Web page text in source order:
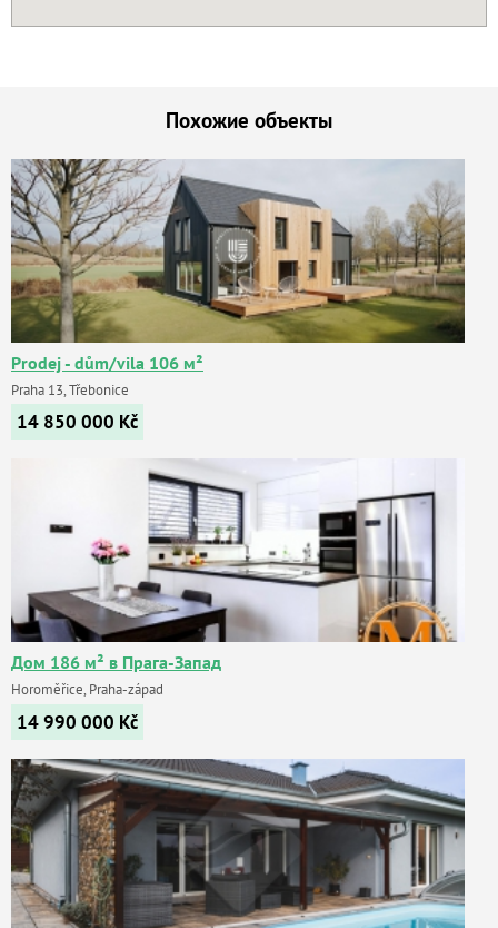
Похожие объекты
Prodej - dům/vila 106 м²
Praha 13, Třebonice
14 850 000 Kč
Дом 186 м² в Прага-Запад
Horoměřice, Praha-západ
14 990 000 Kč